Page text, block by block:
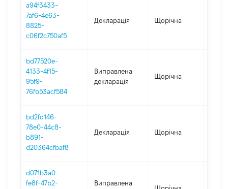
a94f3433-
7af6-4e63-
8825-
c06f2c750af5
Декларація Щорічна
bd77520e-
4133-4f15-
95f9-
76fb53acf584
Виправлена
декларація
Щорічна
bd2fd146-
78e0-44c8-
b891-
d20364cfbaf8
Декларація Щорічна
d071b3a0-
fe8f-47b2-
Виправлена